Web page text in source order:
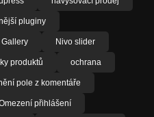
pluginy
Nivo slider
produktů ochrana
pole z komentáře
přihlášení